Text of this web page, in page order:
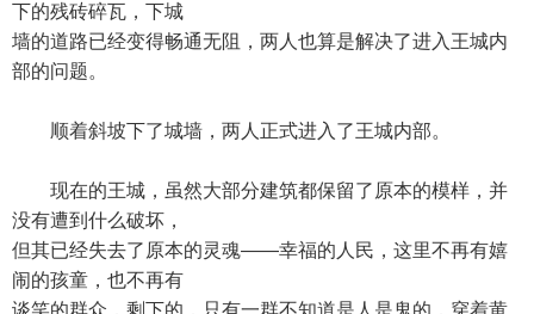
下的残砖碎瓦，下城
墙的道路已经变得畅通无阻，两人也算是解决了进入王城内
部的问题。
顺着斜坡下了城墙，两人正式进入了王城内部。
现在的王城，虽然大部分建筑都保留了原本的模样，并
没有遭到什么破坏，
但其已经失去了原本的灵魂——幸福的人民，这里不再有嬉
闹的孩童，也不再有
谈笑的群众，剩下的，只有一群不知道是人是鬼的，穿着黄